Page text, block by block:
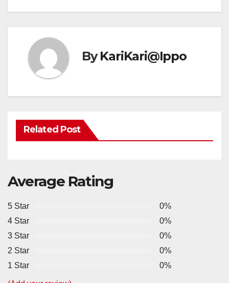
ByKariKari@Ippo
Related Post
Average Rating
5 Star
0%
4 Star
0%
3 Star
0%
2 Star
0%
1 Star
0%